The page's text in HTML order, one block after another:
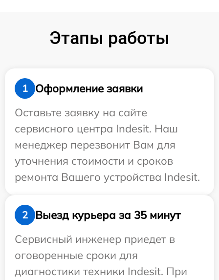
Этапы работы
1
Оформление заявки
Оставьте заявку на сайте
сервисного центра Indesit. Наш
менеджер перезвонит Вам для
уточнения стоимости и сроков
ремонта Вашего устройства Indesit.
2
Выезд курьера за 35 минут
Сервисный инженер приедет в
оговоренные сроки для
диагностики техники Indesit. При